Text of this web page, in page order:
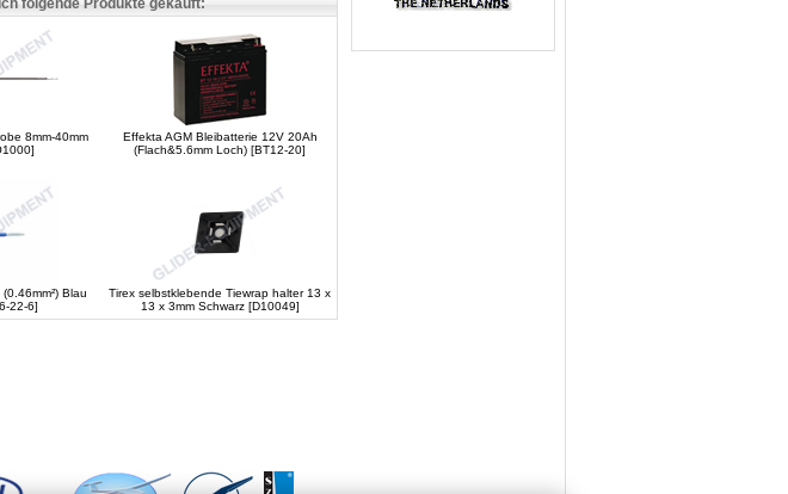
folgende Produkte gekauft:
8mm-40mm
Effekta AGM Bleibatterie 12V 20Ah
(Flach&5.6mm Loch) [BT12-20]
Blau
22-6]
Tirex selbstklebende Tiewrap halter 13 x
13 x 3mm Schwarz [D10049]